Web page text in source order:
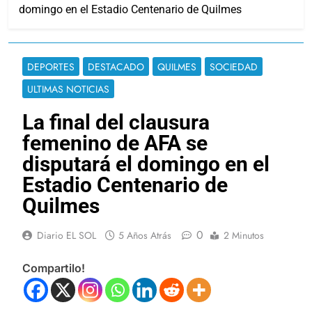
domingo en el Estadio Centenario de Quilmes
DEPORTES DESTACADO QUILMES
SOCIEDAD
ULTIMAS NOTICIAS
La final del clausura
femenino de AFA se
disputará el domingo en el
Estadio Centenario de
Quilmes
Diario EL SOL 5 Años Atrás 0 2 Minutos
Compartilo!